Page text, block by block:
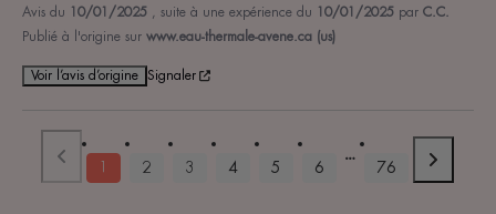
Avis du 10/01/2025 , suite à une expérience du 10/01/2025 par C.C.
Publié à l'origine sur www.eau-thermale-avene.ca (us)
Voir l’avis d’origine Signaler
2 3 4 5 6 76